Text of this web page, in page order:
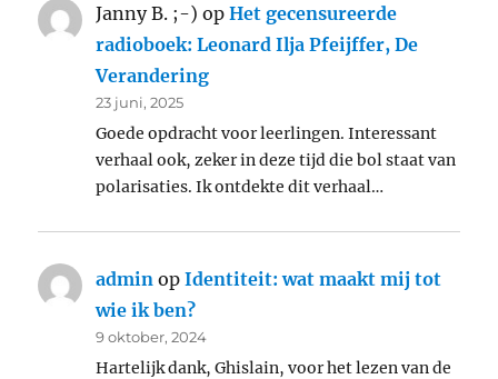
Janny B. ;-) opHet gecensureerde
radioboek: Leonard Ilja Pfeijffer, De
Verandering
23 juni, 2025
Goede opdracht voor leerlingen. Interessant
verhaal ook, zeker in deze tijd die bol staat van
polarisaties. Ik ontdekte dit verhaal…
admin opIdentiteit: wat maakt mij tot
wie ik ben?
9 oktober, 2024
Hartelijk dank, Ghislain, voor het lezen van de